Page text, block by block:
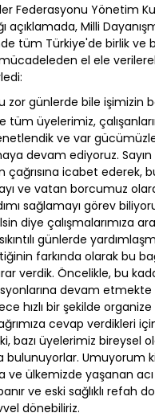
Federasyonu Yönetim
açıklamada, Milli
tüm Türkiye'de birlik ve
el ele verilerek
zor günlerde bile işimizin
tüm üyelerimiz,
ve var
devam ediyoruz. Sayın
çağrısına icabet ederek,
ve vatan borcumuz
sağlamayı görev
diye çalışmalarımıza
günlerde
farkında olarak bu
verdik. Öncelikle, bu
devam etmekte
hızlı bir şekilde
cevap verdikleri
bazı üyelerimiz bireysel
bulunuyorlar. Umuyorum
ülkemizde yaşanan
ve eski sağlıklı refah
dönebiliriz.